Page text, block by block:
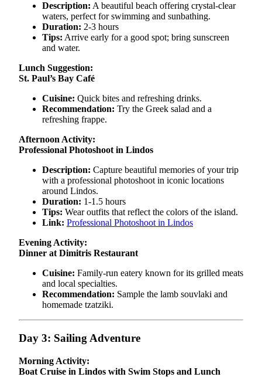
Description: A beautiful beach offering crystal-clear
waters, perfect for swimming and sunbathing.
Duration: 2-3 hours
Tips: Arrive early for a good spot; bring sunscreen
and water.
Lunch Suggestion:
St. Paul’s Bay Café
Cuisine: Quick bites and refreshing drinks.
Recommendation: Try the Greek salad and a
refreshing frappe.
Afternoon Activity:
Professional Photoshoot in Lindos
Description: Capture beautiful memories of your trip
with a professional photoshoot in iconic locations
around Lindos.
Duration: 1-1.5 hours
Tips: Wear outfits that reflect the colors of the island.
Link: Professional Photoshoot in Lindos
Evening Activity:
Dinner at Dimitris Restaurant
Cuisine: Family-run eatery known for its grilled meats
and local specialties.
Recommendation: Sample the lamb souvlaki and
homemade tzatziki.
Day 3: Sailing Adventure
Morning Activity:
Boat Cruise in Lindos with Swim Stops and Lunch